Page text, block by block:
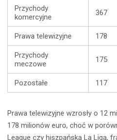
Przychody
komercyjne
367
Prawa telewizyjne 178
Przychody
meczowe
175
Pozostałe 117
Prawa telewizyjne wzrosły o 12
178 milionów euro, choć w
League czy hiszpańską La Ligą,